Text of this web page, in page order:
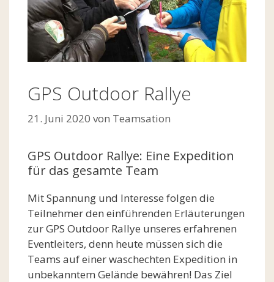
GPS Outdoor Rallye
21. Juni 2020 von Teamsation
GPS Outdoor Rallye: Eine Expedition
für das gesamte Team
Mit Spannung und Interesse folgen die
Teilnehmer den einführenden Erläuterungen
zur GPS Outdoor Rallye unseres erfahrenen
Eventleiters, denn heute müssen sich die
Teams auf einer waschechten Expedition in
unbekanntem Gelände bewähren! Das Ziel